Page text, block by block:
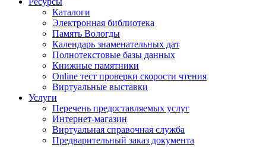
Каталоги
Электронная библиотека
Память Вологды
Календарь знаменательных дат
Полнотекстовые базы данных
Книжные памятники
Online тест проверки скорости чтения
Виртуальные выставки
Услуги
Перечень предоставляемых услуг
Интернет-магазин
Виртуальная справочная служба
Предварительный заказ документа